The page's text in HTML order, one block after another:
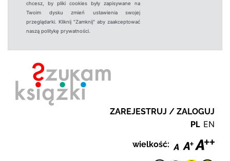
chcesz, by pliki cookies były zapisywane na
Twoim dysku zmień ustawienia swojej
przeglądarki. Kliknij "Zamknij" aby zaakceptować
naszą politykę prywatności.
ZAREJESTRUJ / ZALOGUJ
PL EN
wielkość: